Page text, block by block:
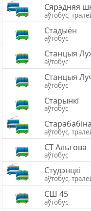
Сярэдняя
аўтобус,
Стадыён
аўтобус
Станцыя
аўтобус
Станцыя
аўтобус
Старынкі
аўтобус
аўтобус,
СТ Альгова
аўтобус
Студэнцкі
аўтобус,
СШ 45
аўтобус